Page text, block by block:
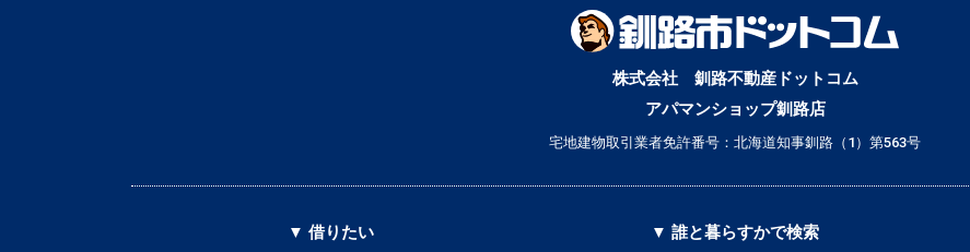
株式会社 釧路不動産ドットコム
アパマンショップ釧路店
宅地建物取引業者免許番号：北海道知事釧路（1）第563号
▼ 借りたい ▼ 誰と暮らすかで検索